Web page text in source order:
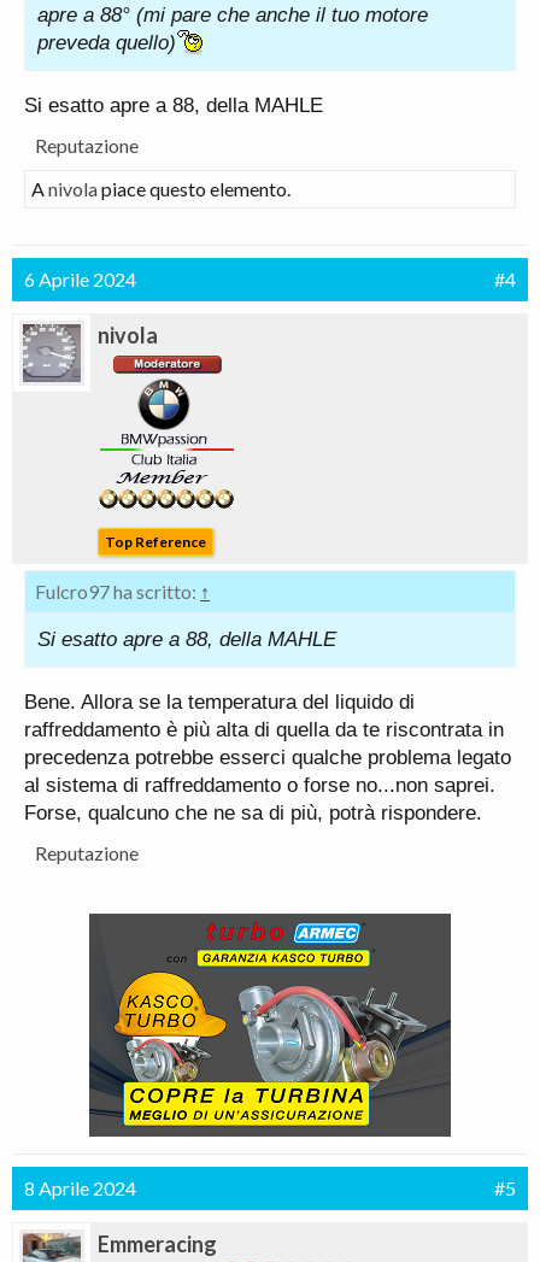
apre a 88° (mi pare che anche il tuo motore
preveda quello)
Si esatto apre a 88, della MAHLE
Reputazione
Anivolapiace questo elemento.
6 Aprile 2024 #4
nivola
Top Reference
Fulcro97 ha scritto: ↑
Si esatto apre a 88, della MAHLE
Bene. Allora se la temperatura del liquido di
raffreddamento è più alta di quella da te riscontrata in
precedenza potrebbe esserci qualche problema legato
al sistema di raffreddamento o forse no...non saprei.
Forse, qualcuno che ne sa di più, potrà rispondere.
Reputazione
8 Aprile 2024 #5
Emmeracing